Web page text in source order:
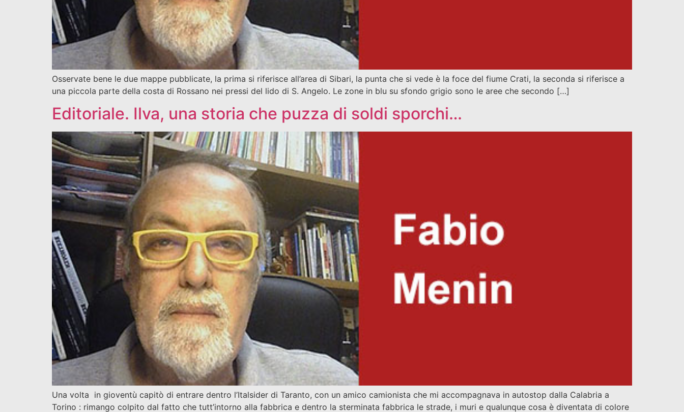
Osservate bene le due mappe pubblicate, la prima si riferisce all’area di Sibari, la punta che si vede è la foce del fiume Crati, la seconda si riferisce a
una piccola parte della costa di Rossano nei pressi del lido di S. Angelo. Le zone in blu su sfondo grigio sono le aree che secondo […]
Editoriale. Ilva, una storia che puzza di soldi sporchi…
Una volta in gioventù capitò di entrare dentro l’Italsider di Taranto, con un amico camionista che mi accompagnava in autostop dalla Calabria a
Torino : rimango colpito dal fatto che tutt’intorno alla fabbrica e dentro la sterminata fabbrica le strade, i muri e qualunque cosa è diventata di colore